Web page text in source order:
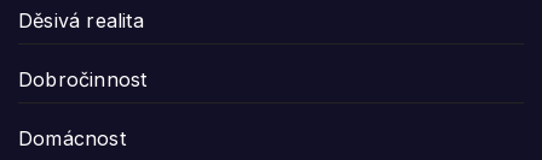
Děsivá realita
Dobročinnost
Domácnost